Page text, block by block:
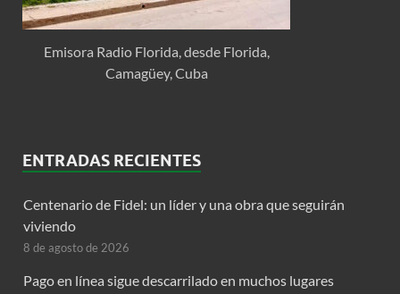
Emisora Radio Florida, desde Florida,
Camagüey, Cuba
ENTRADAS RECIENTES
Centenario de Fidel: un líder y una obra que seguirán
viviendo
8 de agosto de 2026
Pago en línea sigue descarrilado en muchos lugares